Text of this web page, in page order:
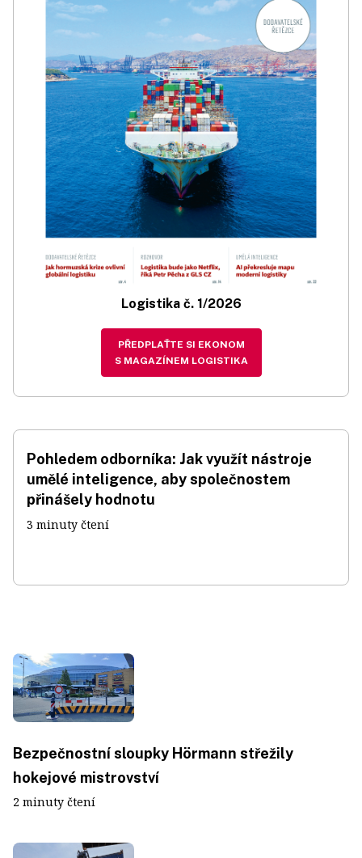
Logistika č. 1/2026
PŘEDPLAŤTE SI EKONOM
S MAGAZÍNEM LOGISTIKA
Pohledem odborníka: Jak využít nástroje
umělé inteligence, aby společnostem
přinášely hodnotu
3 minuty čtení
Bezpečnostní sloupky Hörmann střežily
hokejové mistrovství
2 minuty čtení